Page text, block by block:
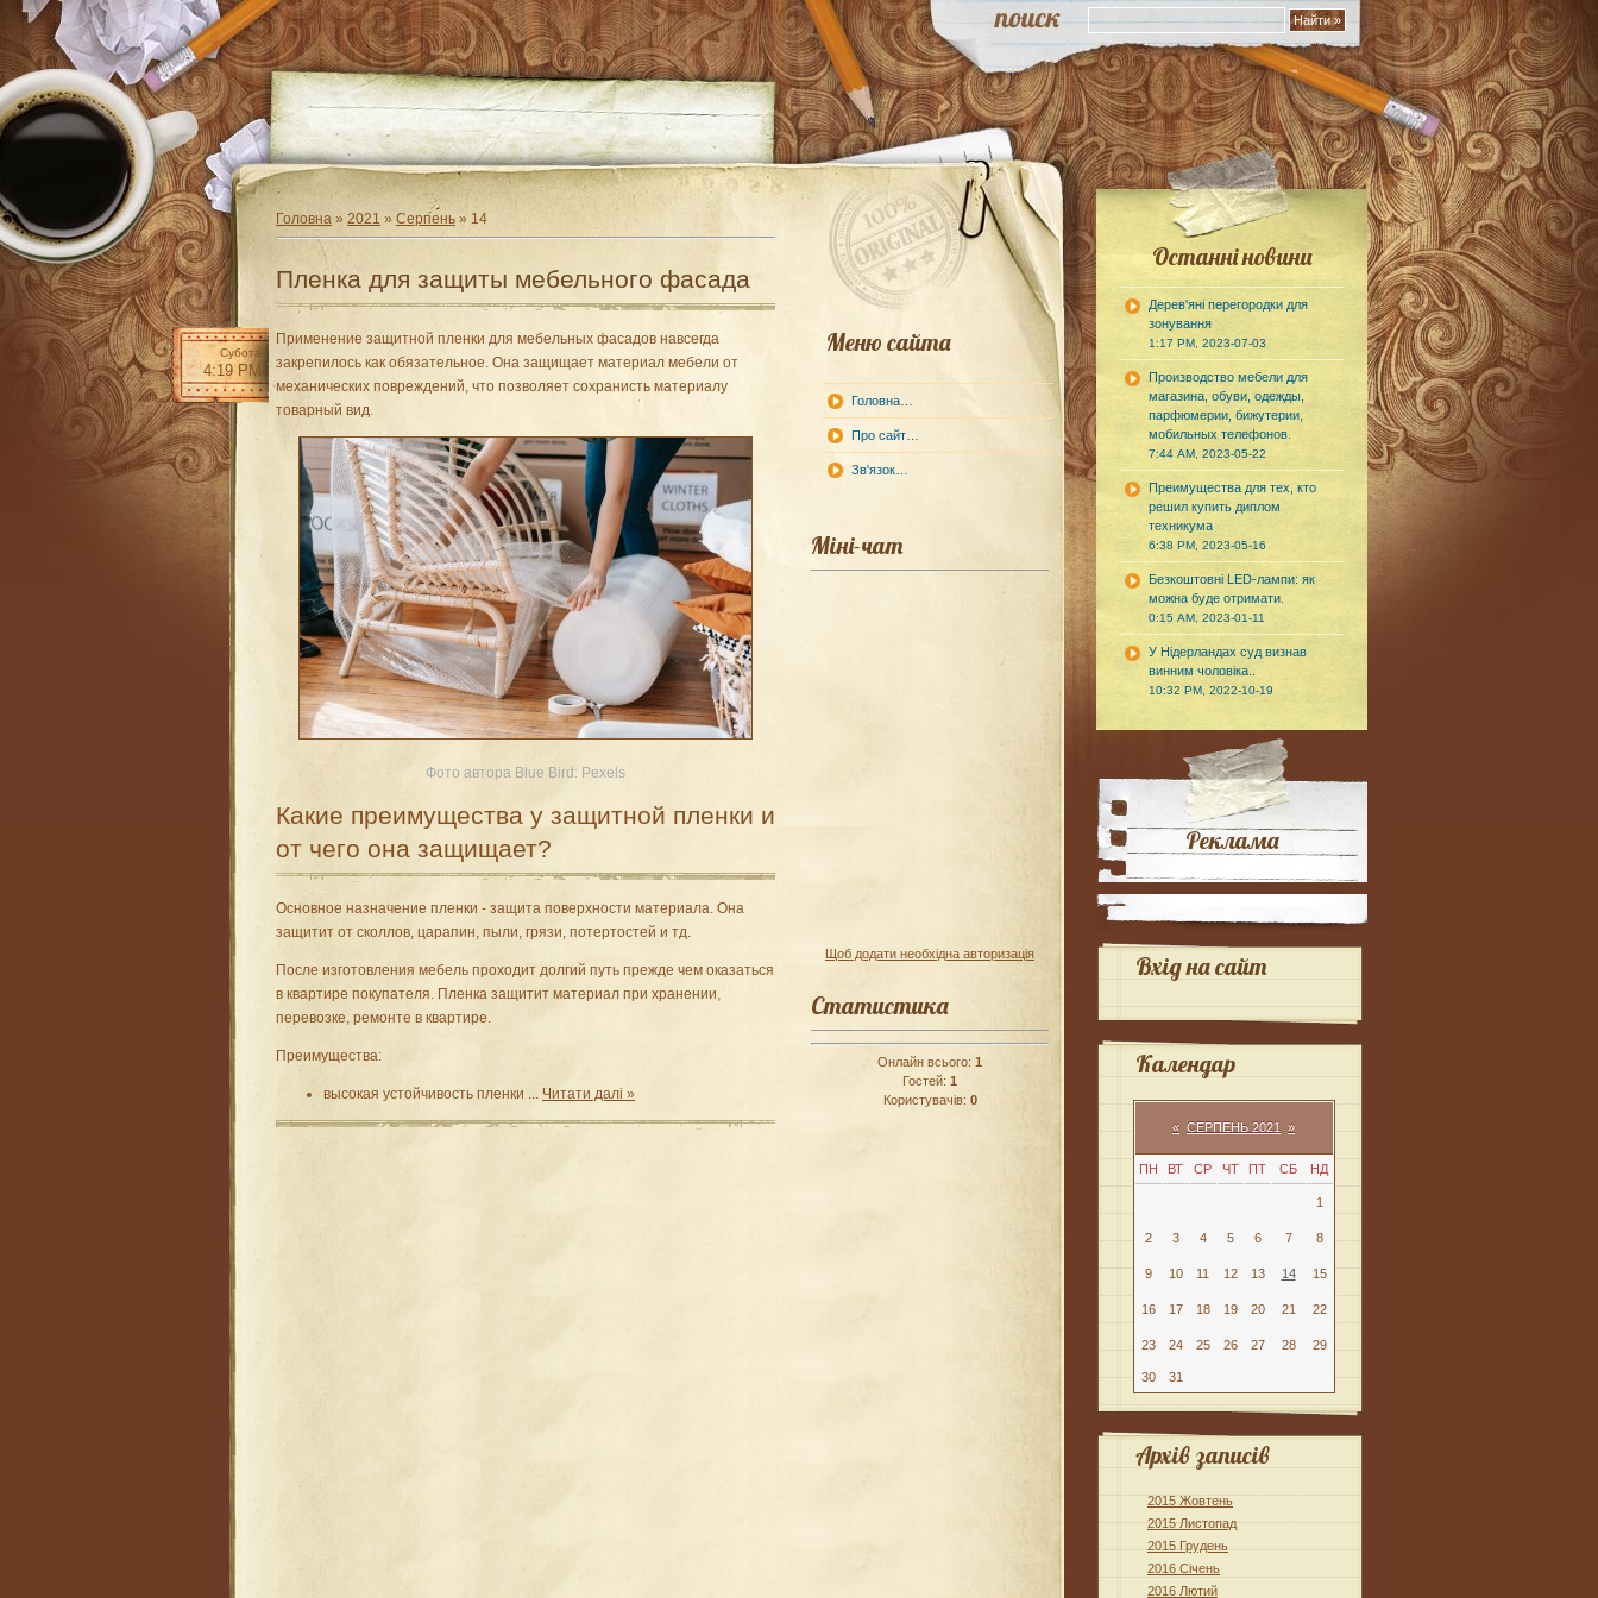
Головна » 2021 » Серпень » 14
Пленка для защиты мебельного фасада
Субота
4:19 PM
Применение защитной пленки для мебельных фасадов навсегда
закрепилось как обязательное. Она защищает материал мебели от
механических повреждений, что позволяет сохранисть материалу
товарный вид.
Фото автора Blue Bird: Pexels
Какие преимущества у защитной пленки и
от чего она защищает?
Основное назначение пленки - защита поверхности материала. Она
защитит от сколлов, царапин, пыли, грязи, потертостей и тд.
После изготовления мебель проходит долгий путь прежде чем оказаться
в квартире покупателя. Пленка защитит материал при хранении,
перевозке, ремонте в квартире.
Преимущества:
высокая устойчивость пленки ... Читати далі »
Меню сайта
Головна…
Про сайт…
Зв'язок…
Міні-чат
Щоб додати необхідна авторизація
Статистика
Онлайн всього: 1
Гостей: 1
Користувачів: 0
Останні новини
Дерев'яні перегородки для
зонування
1:17 PM, 2023-07-03
Производство мебели для
магазина, обуви, одежды,
парфюмерии, бижутерии,
мобильных телефонов.
7:44 AM, 2023-05-22
Преимущества для тех, кто
решил купить диплом
техникума
6:38 PM, 2023-05-16
Безкоштовні LED-лампи: як
можна буде отримати.
0:15 AM, 2023-01-11
У Нідерландах суд визнав
винним чоловіка..
10:32 PM, 2022-10-19
Реклама
Вхід на сайт
Календар
« СЕРПЕНЬ 2021 »
ПН ВТ СР ЧТ ПТ СБ НД
1
2 3 4 5 6 7 8
9 10 11 12 13 14 15
16 17 18 19 20 21 22
23 24 25 26 27 28 29
30 31
Архів записів
2015 Жовтень
2015 Листопад
2015 Грудень
2016 Січень
2016 Лютий